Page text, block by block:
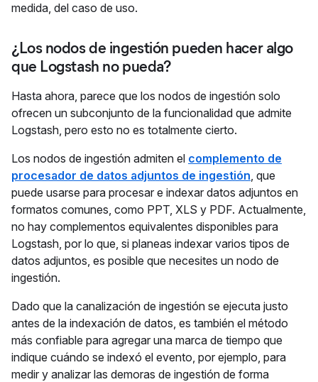
medida, del caso de uso.
¿Los nodos de ingestión pueden hacer algo
que Logstash no pueda?
Hasta ahora, parece que los nodos de ingestión solo
ofrecen un subconjunto de la funcionalidad que admite
Logstash, pero esto no es totalmente cierto.
Los nodos de ingestión admiten el complemento de
procesador de datos adjuntos de ingestión, que
puede usarse para procesar e indexar datos adjuntos en
formatos comunes, como PPT, XLS y PDF. Actualmente,
no hay complementos equivalentes disponibles para
Logstash, por lo que, si planeas indexar varios tipos de
datos adjuntos, es posible que necesites un nodo de
ingestión.
Dado que la canalización de ingestión se ejecuta justo
antes de la indexación de datos, es también el método
más confiable para agregar una marca de tiempo que
indique cuándo se indexó el evento, por ejemplo, para
medir y analizar las demoras de ingestión de forma